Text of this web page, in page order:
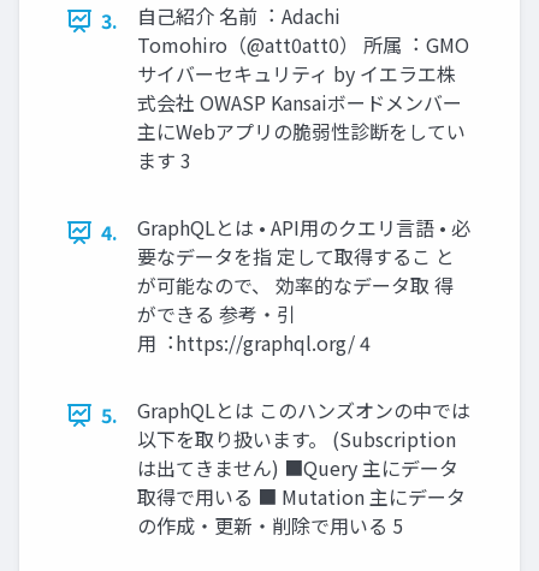
3.
⾃⼰紹介 名前︓ Adachi
Tomohiro（@att0att0） 所属︓ GMO
サイバーセキュリティ by イエラエ株
式会社 OWASP Kansaiボードメンバー
主にWebアプリの脆弱性診断をしてい
ます 3
4.
GraphQLとは • API⽤のクエリ⾔語 • 必
要なデータを指 定して取得するこ と
が可能なので、 効率的なデータ取 得
ができる 参考・引
⽤︓https://graphql.org/ 4
5.
GraphQLとは このハンズオンの中では
以下を取り扱います。 (Subscription
は出てきません) ■Query 主にデータ
取得で⽤いる ■ Mutation 主にデータ
の作成・更新・削除で⽤いる 5